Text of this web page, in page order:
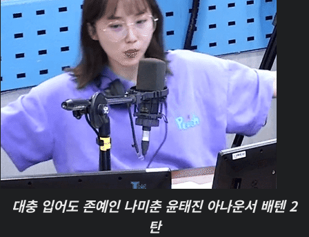
대충 입어도 존예인 나미춘 윤태진 아나운서 배텐 2
탄